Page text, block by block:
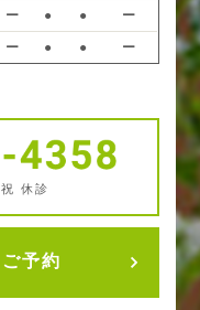
ー ● ● ー
ー ● ● ー
休診
予約